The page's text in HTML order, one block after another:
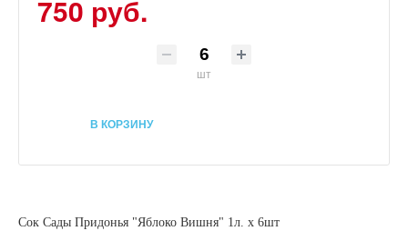
750 руб.
шт
В КОРЗИНУ
Сок Сады Придонья "Яблоко Вишня" 1л. х 6шт